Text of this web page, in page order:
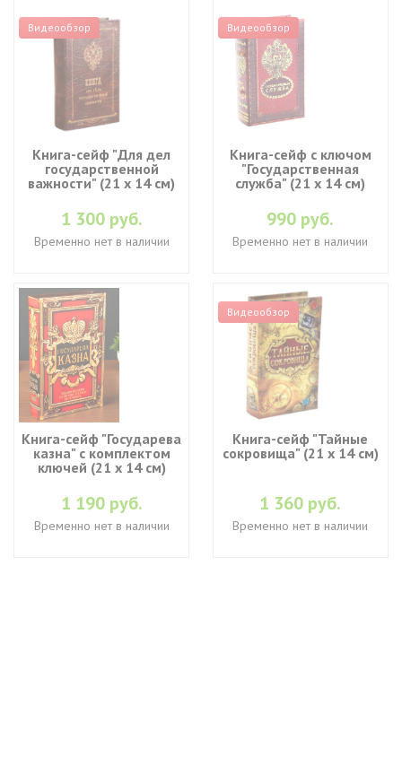
Видеообзор
Книга-сейф "Для дел
государственной
важности" (21 х 14 см)
1 300 руб.
Временно нет в наличии
Видеообзор
Книга-сейф с ключом
"Государственная
служба" (21 х 14 см)
990 руб.
Временно нет в наличии
Книга-сейф "Государева
казна" с комплектом
ключей (21 х 14 см)
1 190 руб.
Временно нет в наличии
Видеообзор
Книга-сейф "Тайные
сокровища" (21 х 14 см)
1 360 руб.
Временно нет в наличии